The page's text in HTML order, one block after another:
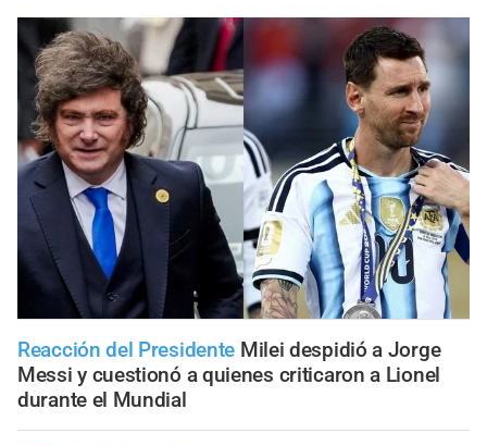
Reacción del Presidente Milei despidió a Jorge
Messi y cuestionó a quienes criticaron a Lionel
durante el Mundial